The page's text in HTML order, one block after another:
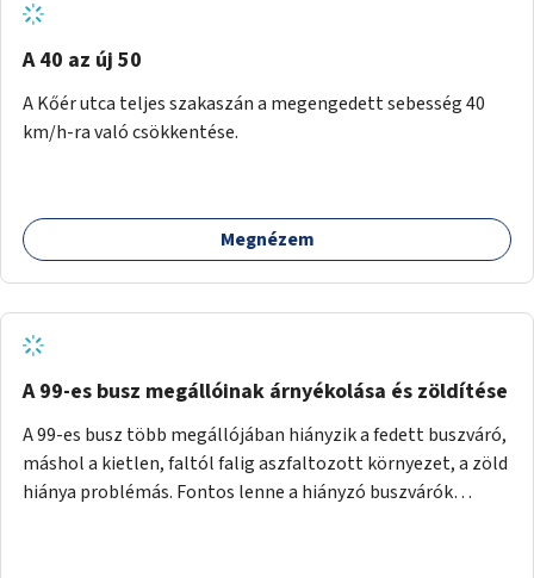
A 40 az új 50
A Kőér utca teljes szakaszán a megengedett sebesség 40
km/h-ra való csökkentése.
Megnézem
A 99-es busz megállóinak árnyékolása és zöldítése
A 99-es busz több megállójában hiányzik a fedett buszváró,
máshol a kietlen, faltól falig aszfaltozott környezet, a zöld
hiánya problémás. Fontos lenne a hiányzó buszvárók